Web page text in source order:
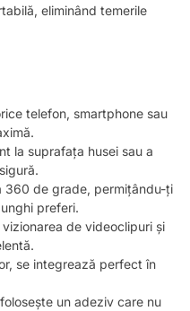
eliminând temerile
telefon, smartphone sau
la suprafața husei sau a
360 de grade, permițându-ți
preferi.
de videoclipuri și
se integrează perfect în
un adeziv care nu